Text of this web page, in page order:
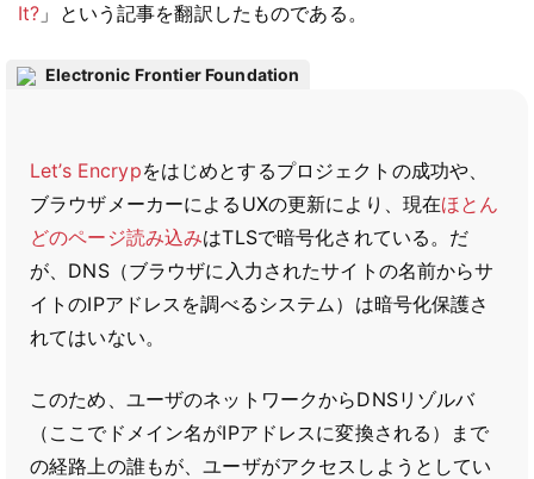
It? 」という記事を翻訳したものである。
Electronic Frontier Foundation
Let’s Encrypをはじめとするプロジェクトの成功や、
ブラウザメーカーによるUXの更新により、現在ほとん
どのページ読み込みはTLSで暗号化されている。だ
が、DNS（ブラウザに入力されたサイトの名前からサ
イトのIPアドレスを調べるシステム）は暗号化保護さ
れてはいない。
このため、ユーザのネットワークからDNSリゾルバ
（ここでドメイン名がIPアドレスに変換される）まで
の経路上の誰もが、ユーザがアクセスしようとしてい